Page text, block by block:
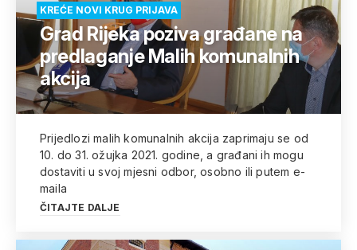
KREĆE NOVI KRUG PRIJAVA
Grad Rijeka poziva građane na
predlaganje Malih komunalnih
akcija
Prijedlozi malih komunalnih akcija zaprimaju se od
10. do 31. ožujka 2021. godine, a građani ih mogu
dostaviti u svoj mjesni odbor, osobno ili putem e-
maila
ČITAJTE DALJE